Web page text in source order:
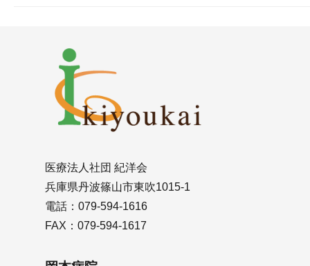
医療法人社団 紀洋会
兵庫県丹波篠山市東吹1015-1
電話：079-594-1616
FAX：079-594-1617